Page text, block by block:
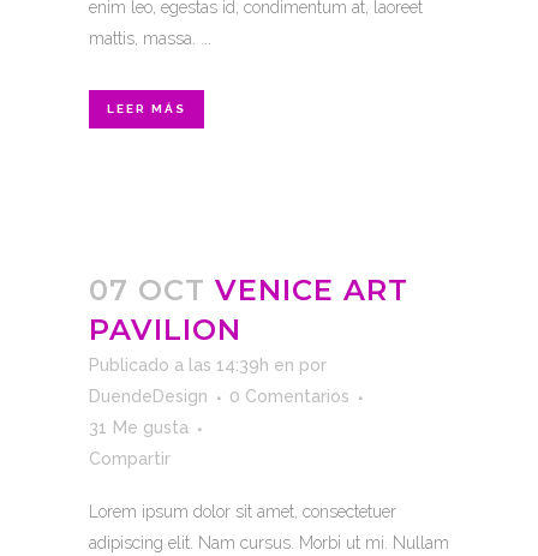
enim leo, egestas id, condimentum at, laoreet
mattis, massa. ...
LEER MÁS
07 OCT VENICE ART
PAVILION
Publicado a las 14:39h en por
DuendeDesign
0 Comentarios
31
Me gusta
Compartir
Lorem ipsum dolor sit amet, consectetuer
adipiscing elit. Nam cursus. Morbi ut mi. Nullam